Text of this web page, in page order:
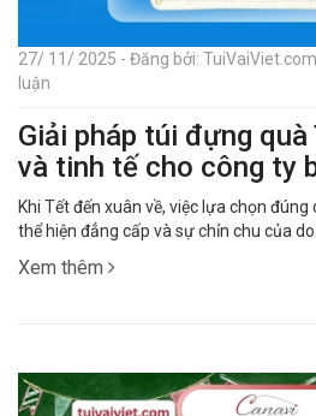
27/ 11/ 2025 - Đăng bởi:
luận
Giải pháp túi đựng
và tinh tế cho công ty
Khi Tết đến xuân về, việc lựa chọn
thể hiện đẳng cấp và sự chỉn chu của
Xem thêm